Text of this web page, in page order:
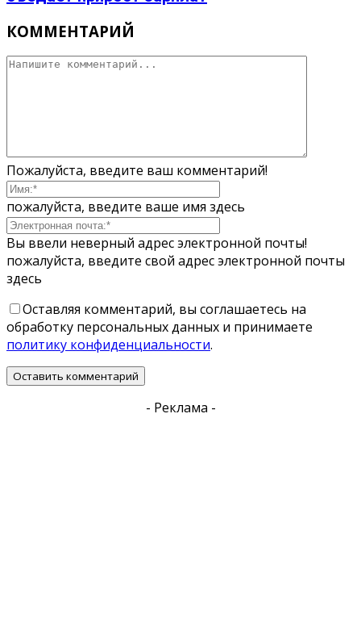
КОММЕНТАРИЙ
Пожалуйста, введите ваш комментарий!
пожалуйста, введите ваше имя здесь
Вы ввели неверный адрес электронной почты!
пожалуйста, введите свой адрес электронной почты
здесь
Оставляя комментарий, вы соглашаетесь на
обработку персональных данных и принимаете
политику конфиденциальности.
- Реклама -